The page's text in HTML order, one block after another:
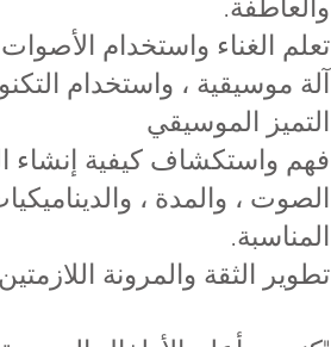
تعلم الغناء واستخدام
آلة موسيقية ، واستخدام
التميز الموسيقي
فهم واستكشاف كيفية إنشاء
الصوت ، والمدة ،
المناسبة.
تطوير الثقة والمرونة